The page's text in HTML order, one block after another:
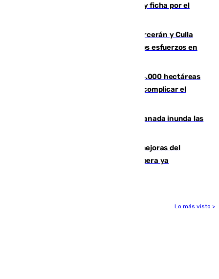
Luca Zidane rompe con el Granada y ficha por el
Incendios de Castellón: Sierra Engarcerán y Culla
evolucionan positivamente y centran los esfuerzos en
El incendio de Niebla ya supera las 4.000 hectáreas
afectadas y "se espera que se vuelva a complicar el
Una tormenta en la provincia de Granada inunda las
La inversión del Ayuntamiento en mejoras del
entorno del Prado de San Sebastián supera ya
Lo más visto >